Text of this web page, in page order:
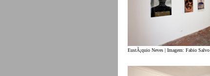
EustÃ¡quio Neves | Imagem: Fabio Salvo